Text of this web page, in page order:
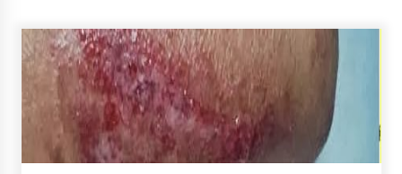
7 years ago
XÀ PHÒNG SINH DƯỢC THIÊN NHIÊN – RICH
COCO SOAP
7 years ago
SẢN PHẨM SON MÔI MÀU THIÊN NHIÊN – THE